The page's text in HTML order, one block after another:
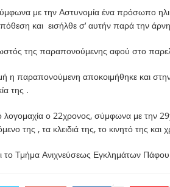
με την Αστυνομία ένα πρόσωπο
και εισήλθε σ’ αυτήν παρά την
της παραπονούμενης αφού στο
η παραπονούμενη αποκοιμήθηκε και
της .
ο 22χρονος, σύμφωνα με την
της , τα κλειδιά της, το κινητό της
το Τμήμα Ανιχνεύσεως Εγκλημάτων